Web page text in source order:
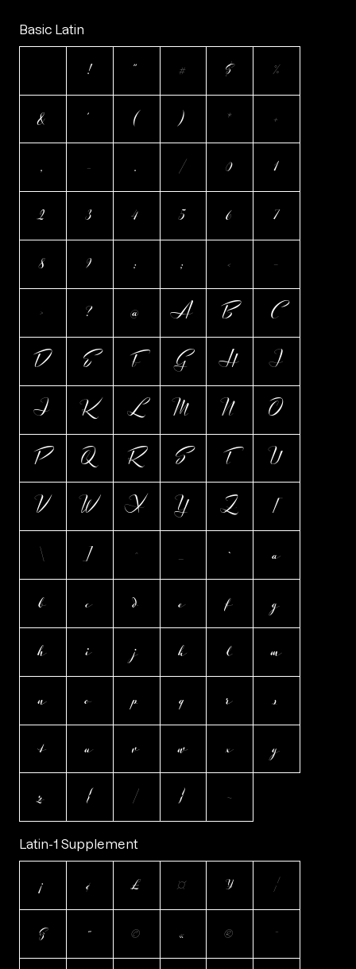
Basic Latin
! " # $ %
& ' ( ) * +
, - . / 0 1
2 3 4 5 6 7
8 9 : ; < =
> ? @ A B C
D E F G H I
J K L M N O
P Q R S T U
V W X Y Z [
\ ] ^ _ ` a
b c d e f g
h i j k l m
n o p q r s
t u v w x y
z { | } ~
Latin-1 Supplement
¡ ¢ £ ¤ ¥ ¦
§ ¨ © « ® ¯